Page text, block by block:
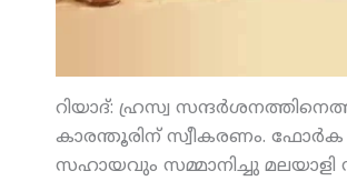
റിയാദ്: ഹ്രസ്വ
കാരന്തൂരിന് സ്വീകരണം.
സഹായവും സമ്മാനിച്ചു